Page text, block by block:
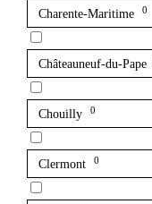
Charente-Maritime 0
Châteauneuf-du-Pape
Chouilly 0
Clermont 0